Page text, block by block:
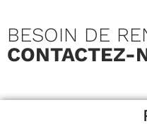
BESOIN DE
CONTACTEZ-